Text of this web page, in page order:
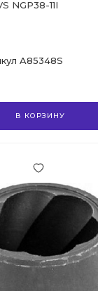
NGP38-11I
A85348S
В КОРЗИНУ